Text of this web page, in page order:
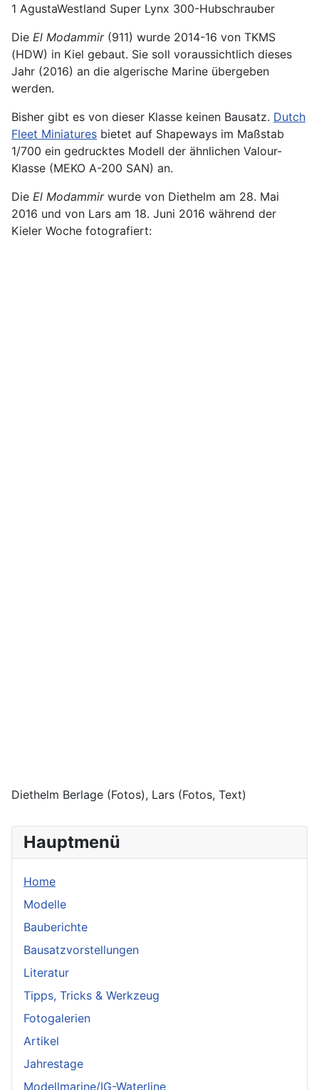
Hauptmenü
Home
Modelle
Bauberichte
Bausatzvorstellungen
Literatur
Tipps, Tricks & Werkzeug
Fotogalerien
Artikel
Jahrestage
Modellmarine/IG-Waterline
1 AgustaWestland Super Lynx 300-Hubschrauber
Die El Modammir(911) wurde 2014-16 von TKMS
(HDW) in Kiel gebaut. Sie soll voraussichtlich dieses
Jahr (2016) an die algerische Marine übergeben
werden.
Bisher gibt es von dieser Klasse keinen Bausatz. Dutch
Fleet Miniatures bietet auf Shapeways im Maßstab
1/700 ein gedrucktes Modell der ähnlichen Valour-
Klasse (MEKO A-200 SAN) an.
Die El Modammirwurde von Diethelm am 28. Mai
2016 und von Lars am 18. Juni 2016 während der
Kieler Woche fotografiert:
Diethelm Berlage (Fotos), Lars (Fotos, Text)